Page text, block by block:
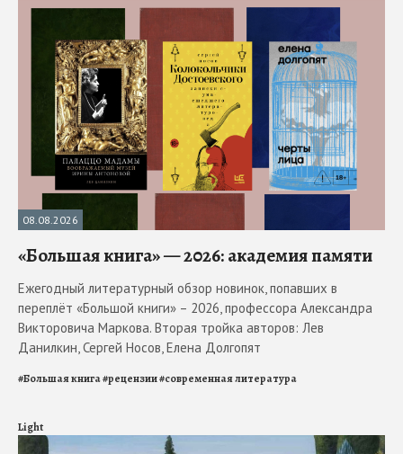
08.08.2026
«Большая книга» — 2026: академия памяти
Ежегодный литературный обзор новинок, попавших в
переплёт «Большой книги» – 2026, профессора Александра
Викторовича Маркова. Вторая тройка авторов: Лев
Данилкин, Сергей Носов, Елена Долгопят
#Большая книга#рецензии#современная литература
Light